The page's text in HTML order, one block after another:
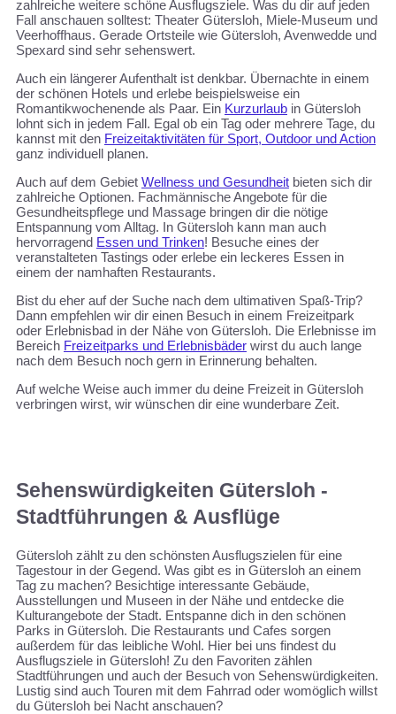
zahlreiche weitere schöne Ausflugsziele. Was du dir auf jeden
Fall anschauen solltest: Theater Gütersloh, Miele-Museum und
Veerhoffhaus. Gerade Ortsteile wie Gütersloh, Avenwedde und
Spexard sind sehr sehenswert.
Auch ein längerer Aufenthalt ist denkbar. Übernachte in einem
der schönen Hotels und erlebe beispielsweise ein
Romantikwochenende als Paar. Ein Kurzurlaub in Gütersloh
lohnt sich in jedem Fall. Egal ob ein Tag oder mehrere Tage, du
kannst mit den Freizeitaktivitäten für Sport, Outdoor und Action
ganz individuell planen.
Auch auf dem Gebiet Wellness und Gesundheit bieten sich dir
zahlreiche Optionen. Fachmännische Angebote für die
Gesundheitspflege und Massage bringen dir die nötige
Entspannung vom Alltag. In Gütersloh kann man auch
hervorragend Essen und Trinken! Besuche eines der
veranstalteten Tastings oder erlebe ein leckeres Essen in
einem der namhaften Restaurants.
Bist du eher auf der Suche nach dem ultimativen Spaß-Trip?
Dann empfehlen wir dir einen Besuch in einem Freizeitpark
oder Erlebnisbad in der Nähe von Gütersloh. Die Erlebnisse im
Bereich Freizeitparks und Erlebnisbäder wirst du auch lange
nach dem Besuch noch gern in Erinnerung behalten.
Auf welche Weise auch immer du deine Freizeit in Gütersloh
verbringen wirst, wir wünschen dir eine wunderbare Zeit.
Sehenswürdigkeiten Gütersloh -
Stadtführungen & Ausflüge
Gütersloh zählt zu den schönsten Ausflugszielen für eine
Tagestour in der Gegend. Was gibt es in Gütersloh an einem
Tag zu machen? Besichtige interessante Gebäude,
Ausstellungen und Museen in der Nähe und entdecke die
Kulturangebote der Stadt. Entspanne dich in den schönen
Parks in Gütersloh. Die Restaurants und Cafes sorgen
außerdem für das leibliche Wohl. Hier bei uns findest du
Ausflugsziele in Gütersloh! Zu den Favoriten zählen
Stadtführungen und auch der Besuch von Sehenswürdigkeiten.
Lustig sind auch Touren mit dem Fahrrad oder womöglich willst
du Gütersloh bei Nacht anschauen?